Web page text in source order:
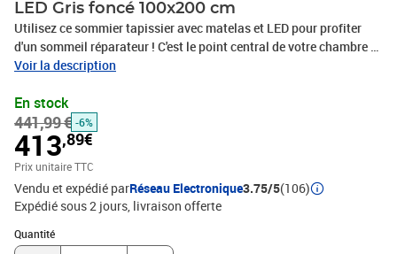
LED Gris foncé 100x200 cm
Utilisez ce sommier tapissier avec matelas et LED pour profiter
d'un sommeil réparateur ! C'est le point central de votre chambre à
coucher. Tissu durable : le tissu présente un aspect simple et
est réglable en hauteur selon vos préférences. La tête de lit vous
offre un excellent soutien du dos lorsque vous êtes assis dans
votre lit pour lire ou regarder la télévision.Bande LED colorée :
apportez de l'éclairage dans l'obscurité avec des lumières LED
colorées !Matelas à ressorts ensachés : le ressort ensaché
individuel intégré est connu pour sa très haute qualité tout en
assurant un haut niveau de durabilité et d'adaptabilité. Il peut
absorber efficacement le bruit et les chocs causés par les sauts et
Voir la description
En stock
441,99 € -6%
413,89€
Prix unitaire TTC
Vendu et expédié parRéseau Electronique3.75/5(106)
Expédié sous 2 jours livraison offerte
Quantité
Quantité : 1